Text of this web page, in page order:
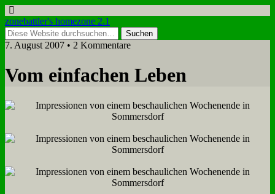
zonebattler's homezone 2.1
7. August 2007 • 2 Kommentare
Vom ein­fa­chen Le­ben